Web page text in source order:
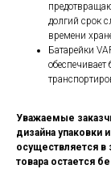
долгий срок
времени
Батарейки
Уважаемые
дизайна упаковки
осуществляется в
товара остается